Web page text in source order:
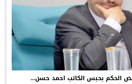
الحكم بحبس الكاتب احمد حسن...